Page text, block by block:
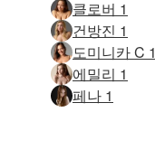
클로버 1
건방진 1
도미니카 C 1
에밀리 1
페나 1